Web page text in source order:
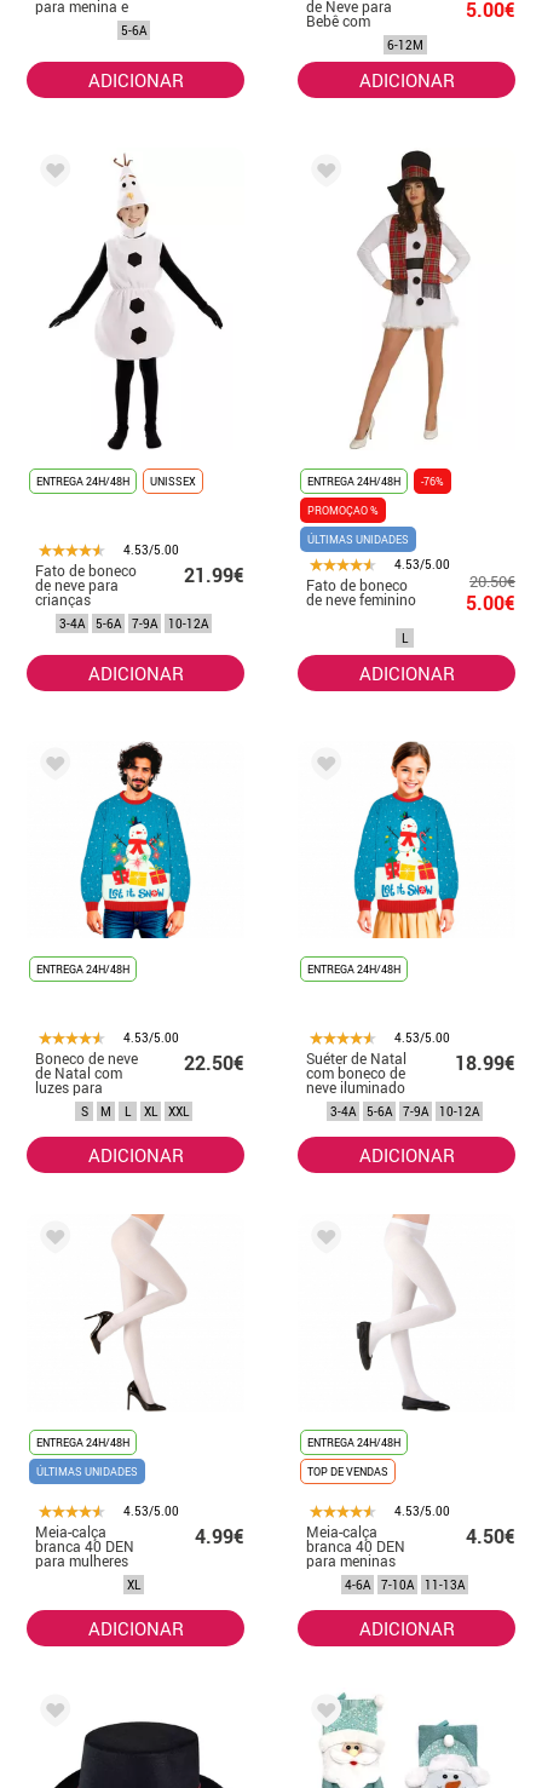
para menina e
bebê 5-6A
ADICIONAR
de Neve para
Bebê com 5.00€
6-12M
ADICIONAR
ENTREGA 24H/48H UNISSEX
4.53/5.00
Fato de boneco
de neve para
crianças
21.99€
3-4A 5-6A 7-9A 10-12A
ADICIONAR
ENTREGA 24H/48H
-76%
PROMOÇAO %
ÚLTIMAS UNIDADES
4.53/5.00
Fato de boneco
de neve feminino
20.50€
5.00€
L
ADICIONAR
ENTREGA 24H/48H
4.53/5.00
Boneco de neve
de Natal com
luzes para
adultos
22.50€
S M L XL XXL
ADICIONAR
ENTREGA 24H/48H
4.53/5.00
Suéter de Natal
com boneco de
neve iluminado
para crianças
18.99€
3-4A 5-6A 7-9A 10-12A
ADICIONAR
ENTREGA 24H/48H
ÚLTIMAS UNIDADES
4.53/5.00
Meia-calça
branca 40 DEN
para mulheres
4.99€
XL
ADICIONAR
ENTREGA 24H/48H
TOP DE VENDAS
4.53/5.00
Meia-calça
branca 40 DEN
para meninas
4.50€
4-6A 7-10A 11-13A
ADICIONAR